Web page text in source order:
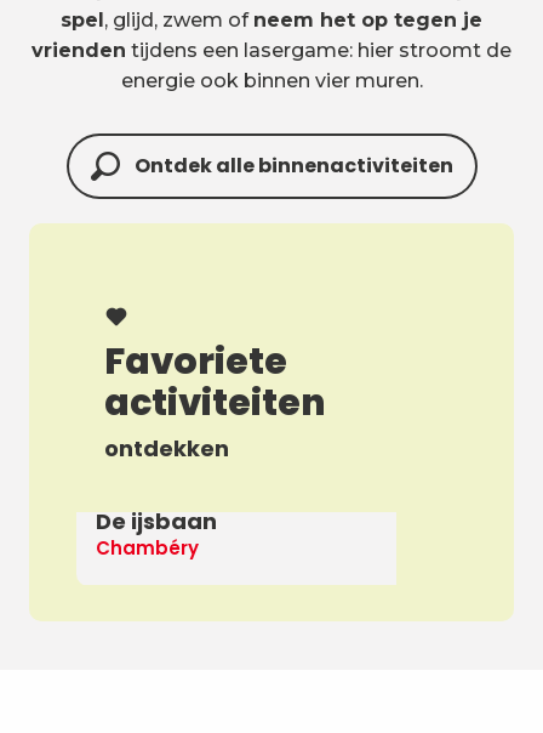
spel, glijd, zwem of neem het op tegen je
vrienden tijdens een lasergame: hier stroomt de
energie ook binnen vier muren.
Ontdek alle binnenactiviteiten
Favoriete
activiteiten
ontdekken
De ijsbaan
Chambéry